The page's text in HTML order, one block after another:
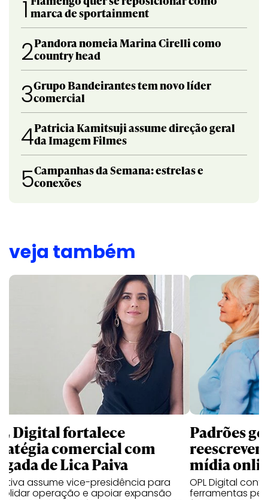
1 marca de sportainment
2Pandora nomeia Marina Cirelli como
country head
3Grupo Bandeirantes tem novo líder
comercial
4Patricia Kamitsuji assume direção geral
da Imagem Filmes
5Campanhas da Semana: estrelas e
conexões
veja também
Digital fortalece
comercial com
de Lica Paiva
assume vice-presidência para
operação e apoiar expansão
Padrões
mídia
OPL Digital
ferramentas